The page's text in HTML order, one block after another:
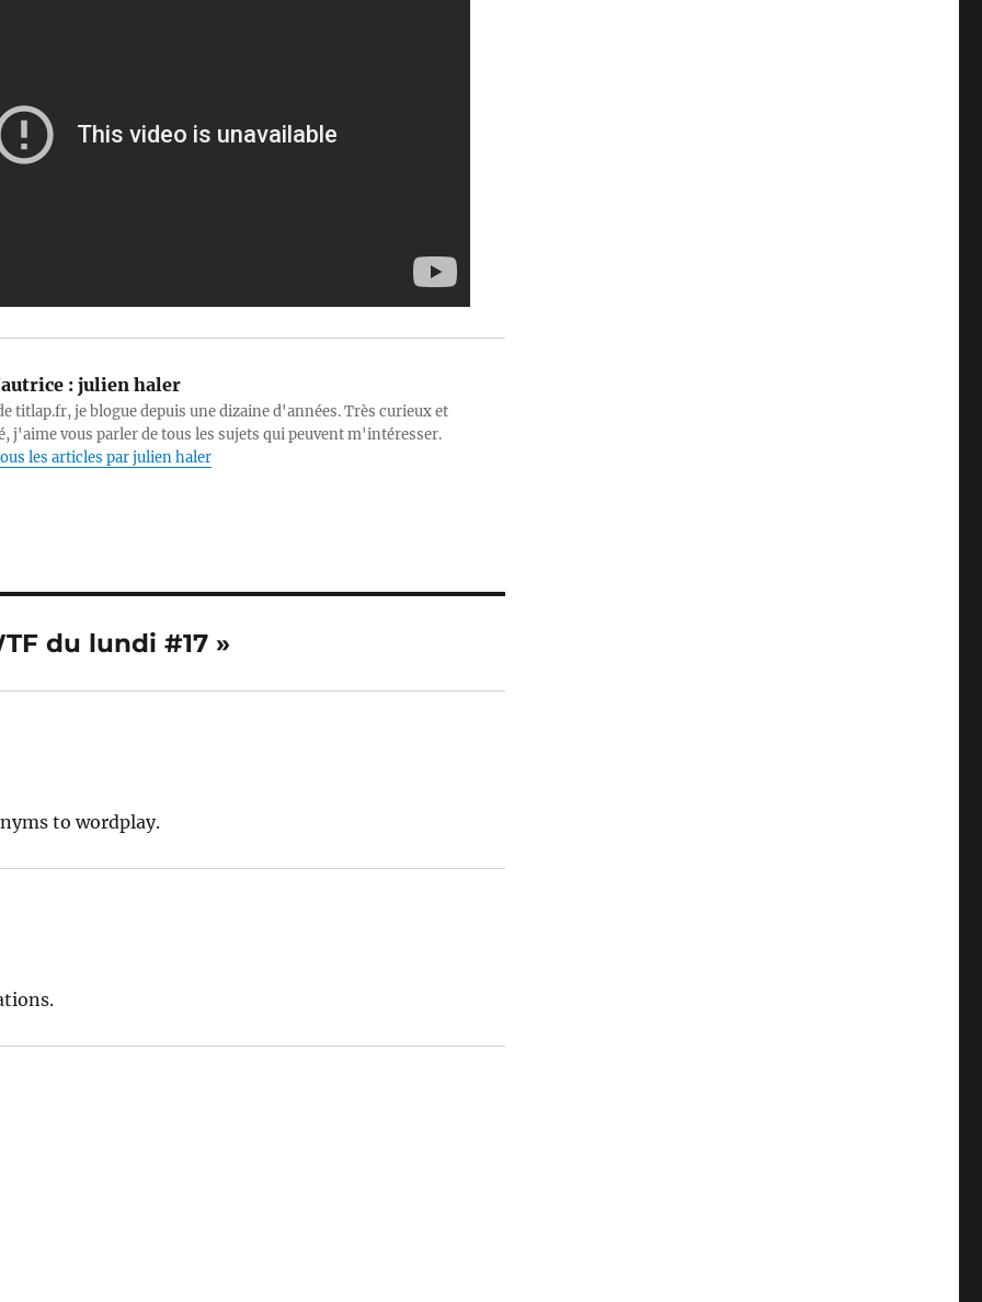
:julien haler
titlap.fr, je blogue depuis une dizaine d'années. Très curieux et
j'aime vous parler de tous les sujets qui peuvent m'intéresser.
les articles par julien haler
du lundi #17 »
to wordplay.